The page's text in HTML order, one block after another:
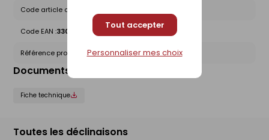
Tout accepter
Personnaliser mes choix
Code article chez le fournisseur :
Code EAN :3309033384901
Référence produit nationale Gedimat :30117420
Documents liés
Fiche technique
Toutes les déclinaisons